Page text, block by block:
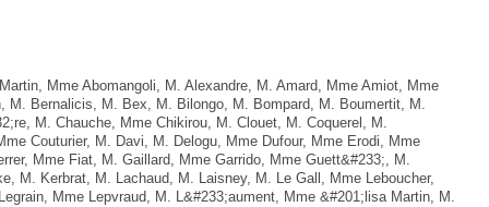
Mme Abomangoli, M. Alexandre, M. Amard, Mme Amiot, Mme
M. Bernalicis, M. Bex, M. Bilongo, M. Bompard, M. Boumertit, M.
M. Chauche, Mme Chikirou, M. Clouet, M. Coquerel, M.
Couturier, M. Davi, M. Delogu, Mme Dufour, Mme Erodi, Mme
Mme Fiat, M. Gaillard, Mme Garrido, Mme Guett&#233;, M.
M. Kerbrat, M. Lachaud, M. Laisney, M. Le Gall, Mme Leboucher,
Mme Lepvraud, M. L&#233;aument, Mme &#201;lisa Martin, M.